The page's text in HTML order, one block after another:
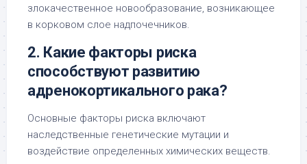
злокачественное новообразование, возникающее
в корковом слое надпочечников.
2. Какие факторы риска
способствуют развитию
адренокортикального рака?
Основные факторы риска включают
наследственные генетические мутации и
воздействие определенных химических веществ.